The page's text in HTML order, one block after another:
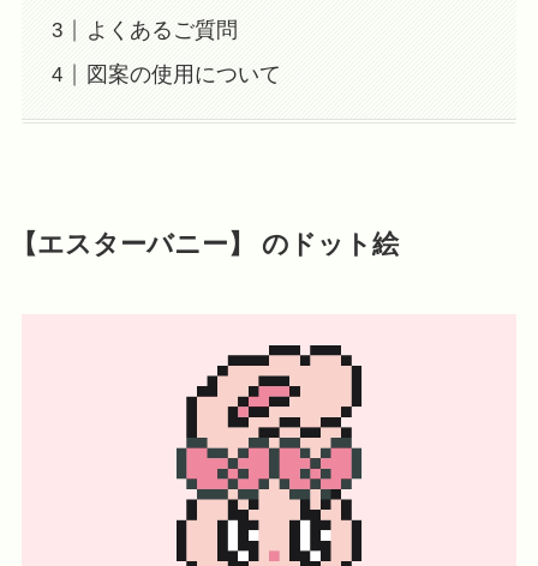
よくあるご質問
図案の使用について
【エスターバニー】 のドット絵